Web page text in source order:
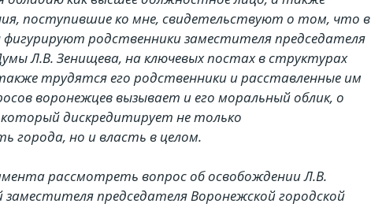
поступившие ко мне, свидетельствуют о том, что в
фигурируют родственники заместителя председателя
Л.В. Зенищева, на ключевых постах в структурах
трудятся его родственники и расставленные им
воронежцев вызывает и его моральный облик, о
дискредитирует не только
города, но и власть в целом.
рассмотреть вопрос об освобождении Л.В.
председателя Воронежской городской